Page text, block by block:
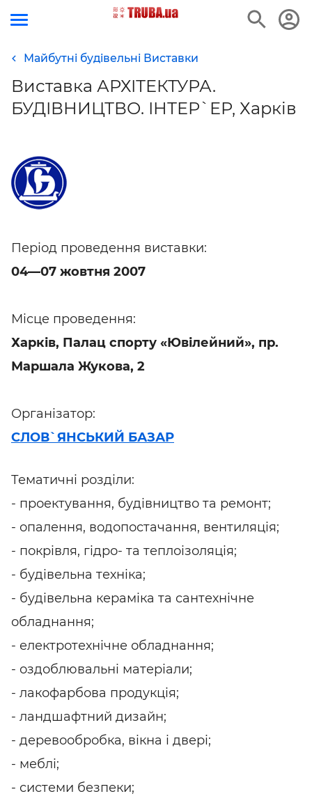
Майбутні будівельні Виставки
Виставка АРХІТЕКТУРА.
БУДІВНИЦТВО. ІНТЕР`ЕР, Харків
Період проведення виставки:
04—07 жовтня 2007
Місце проведення:
Харків, Палац спорту «Ювілейний», пр.
Маршала Жукова, 2
Організатор:
СЛОВ`ЯНСЬКИЙ БАЗАР
Тематичні розділи:
- проектування, будівництво та ремонт;
- опалення, водопостачання, вентиляція;
- покрівля, гідро- та теплоізоляція;
- будівельна техніка;
- будівельна кераміка та сантехнічне
обладнання;
- електротехнічне обладнання;
- оздоблювальні матеріали;
- лакофарбова продукція;
- ландшафтний дизайн;
- деревообробка, вікна і двері;
- меблі;
- системи безпеки;